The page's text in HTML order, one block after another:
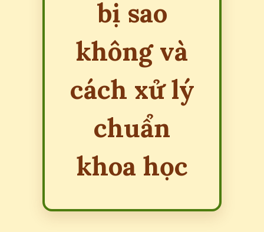
bị sao
không và
cách xử lý
chuẩn
khoa học